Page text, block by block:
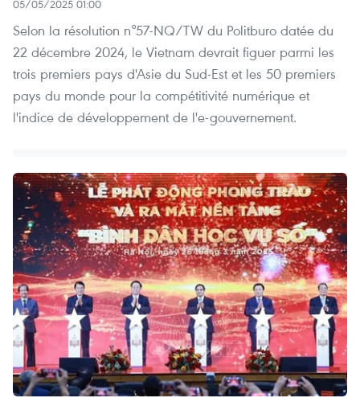
05/05/2025 01:00
Selon la résolution n°57-NQ/TW du Politburo datée du
22 décembre 2024, le Vietnam devrait figuer parmi les
trois premiers pays d'Asie du Sud-Est et les 50 premiers
pays du monde pour la compétitivité numérique et
l'indice de développement de l'e-gouvernement.